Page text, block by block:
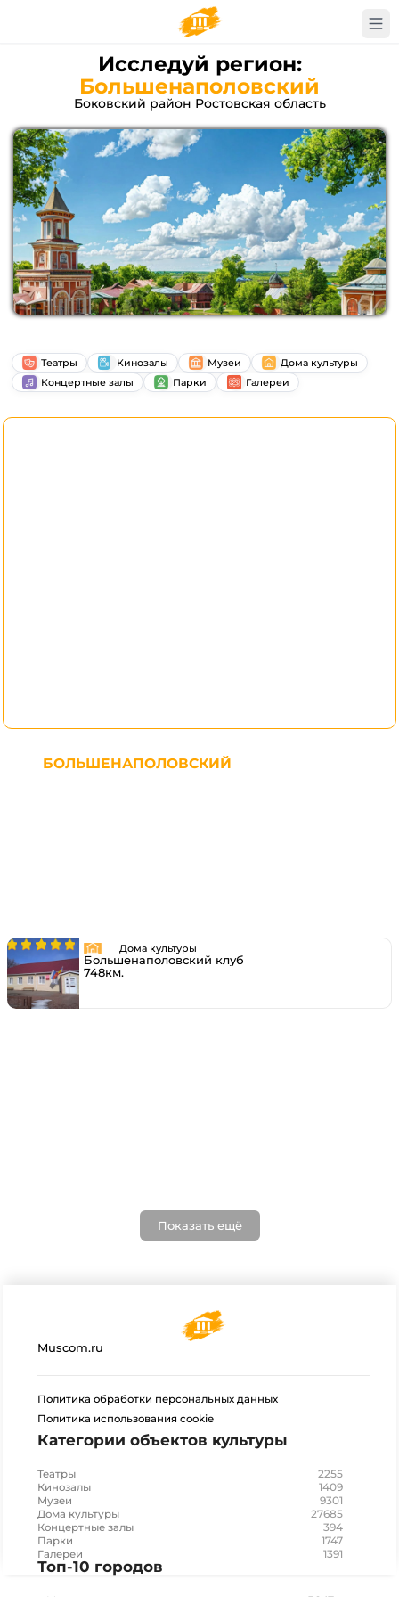
Исследуй регион:
Большенаполовский
Боковский район Ростовская область
Театры Кинозалы Музеи
Дома культуры
Концертные залы
Парки Галереи
БОЛЬШЕНАПОЛОВСКИЙ
Дома культуры
Большенаполовский клуб
748км.
Показать ещё
Muscom.ru
Политика обработки персональных данных
Политика использования cookie
Категории объектов культуры
Театры 2255
Кинозалы 1409
Музеи 9301
Дома культуры 27685
Концертные залы 394
Парки 1747
Галереи 1391
Топ-10 городов